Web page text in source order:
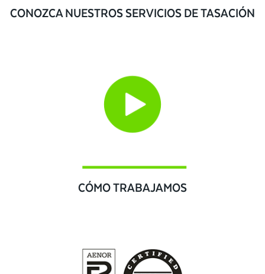
CONOZCA NUESTROS SERVICIOS DE TASACIÓN
CÓMO TRABAJAMOS